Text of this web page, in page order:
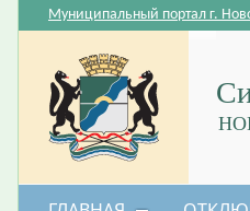
Муниципальный портал г.